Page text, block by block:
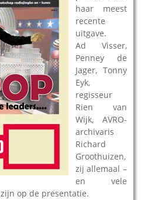
haar meest
recente
uitgave.
Ad Visser,
Penney de
Jager, Tonny
Eyk,
regisseur
Rien van
Wijk, AVRO-
archivaris
Richard
Groothuizen,
zij allemaal –
en vele
op de presentatie.